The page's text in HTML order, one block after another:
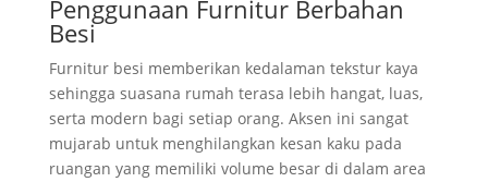
Penggunaan Furnitur Berbahan
Besi
Furnitur besi memberikan kedalaman tekstur kaya
sehingga suasana rumah terasa lebih hangat, luas,
serta modern bagi setiap orang. Aksen ini sangat
mujarab untuk menghilangkan kesan kaku pada
ruangan yang memiliki volume besar di dalam area